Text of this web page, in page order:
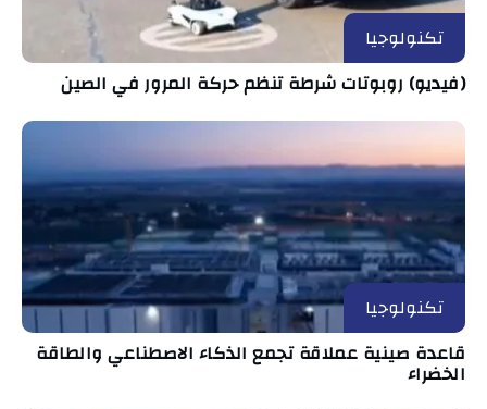
تكنولوجيا
(فيديو) روبوتات شرطة تنظم حركة المرور في الصين
تكنولوجيا
قاعدة صينية عملاقة تجمع الذكاء الاصطناعي والطاقة
الخضراء